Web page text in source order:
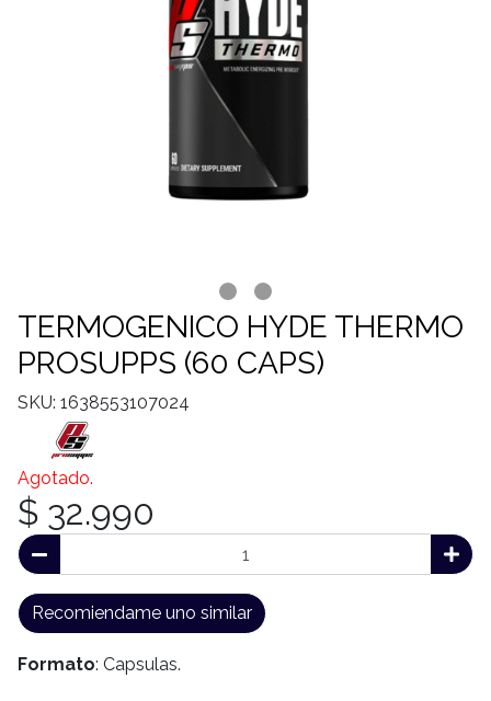
TERMOGENICO HYDE THERMO
PROSUPPS (60 CAPS)
SKU: 1638553107024
Agotado.
$ 32.990
Recomiendame uno similar
Formato: Capsulas.